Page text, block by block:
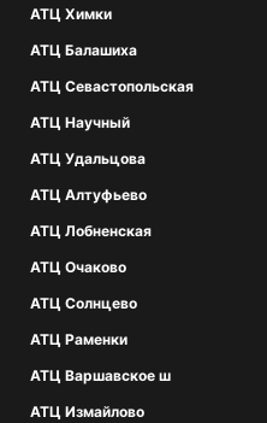
АТЦ Химки
АТЦ Балашиха
АТЦ Севастопольская
АТЦ Научный
АТЦ Удальцова
АТЦ Алтуфьево
АТЦ Лобненская
АТЦ Очаково
АТЦ Солнцево
АТЦ Раменки
АТЦ Варшавское ш
АТЦ Измайлово